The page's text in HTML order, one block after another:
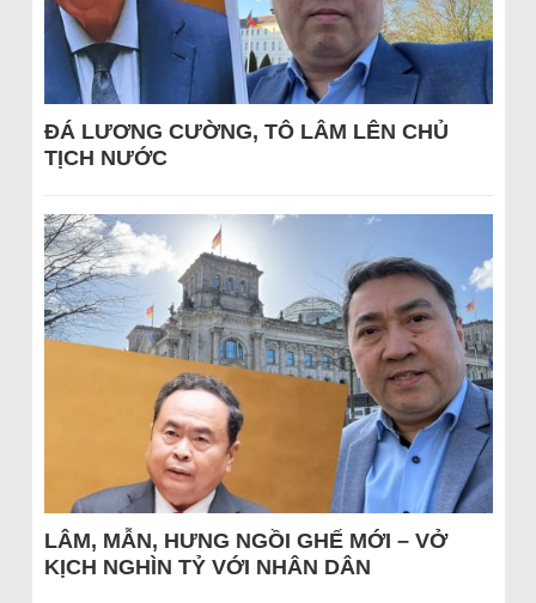
ĐÁ LƯƠNG CƯỜNG, TÔ LÂM LÊN CHỦ
TỊCH NƯỚC
LÂM, MẪN, HƯNG NGỒI GHẾ MỚI – VỞ
KỊCH NGHÌN TỶ VỚI NHÂN DÂN